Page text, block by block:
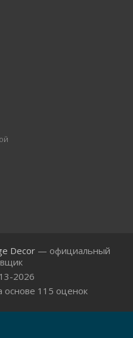
Decor— официальный
2026
основе 115 оценок